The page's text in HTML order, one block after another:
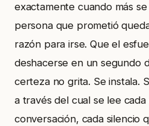
exactamente cuando más
persona que prometió
razón para irse. Que el
deshacerse en un segundo
certeza no grita. Se instala.
a través del cual se lee cada
conversación, cada silencio